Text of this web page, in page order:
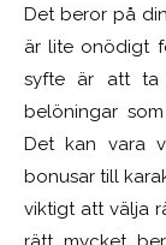
Det beror på
är lite onödigt
syfte är att ta
belöningar
Det kan vara
bonusar till
viktigt att välja